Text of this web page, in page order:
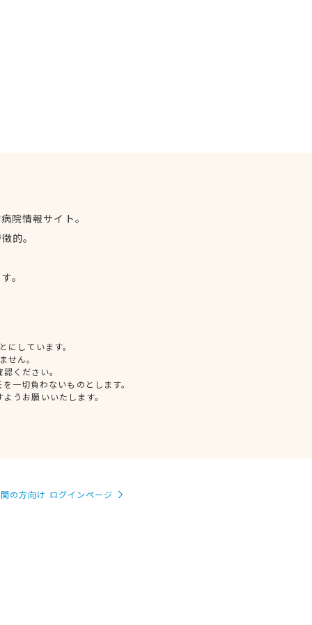
院情報サイト。
的。
。
しています。
せん。
ください。
一切負わないものとします。
うお願いいたします。
の方向け ログインページ